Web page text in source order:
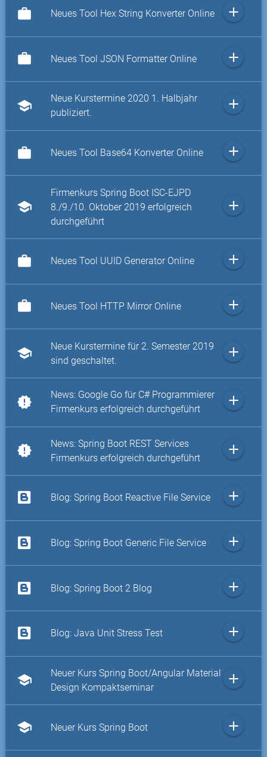
work Neues Tool Hex String Konverter Online add
work Neues Tool JSON Formatter Online add
school
Neue Kurstermine 2020 1. Halbjahr
publiziert.
add
work Neues Tool Base64 Konverter Online add
school
Firmenkurs Spring Boot ISC-EJPD
8./9./10. Oktober 2019 erfolgreich
durchgeführt
add
work Neues Tool UUID Generator Online add
work Neues Tool HTTP Mirror Online add
school
Neue Kurstermine für 2. Semester 2019
sind geschaltet.
add
new_releases
News: Google Go für C# Programmierer
Firmenkurs erfolgreich durchgeführt
add
new_releases
News: Spring Boot REST Services
Firmenkurs erfolgreich durchgeführt
add
Blog: Spring Boot Reactive File Service add
Blog: Spring Boot Generic File Service add
Blog: Spring Boot 2 Blog add
Blog: Java Unit Stress Test add
school
Neuer Kurs Spring Boot/Angular Material
Design Kompaktseminar
add
school Neuer Kurs Spring Boot add